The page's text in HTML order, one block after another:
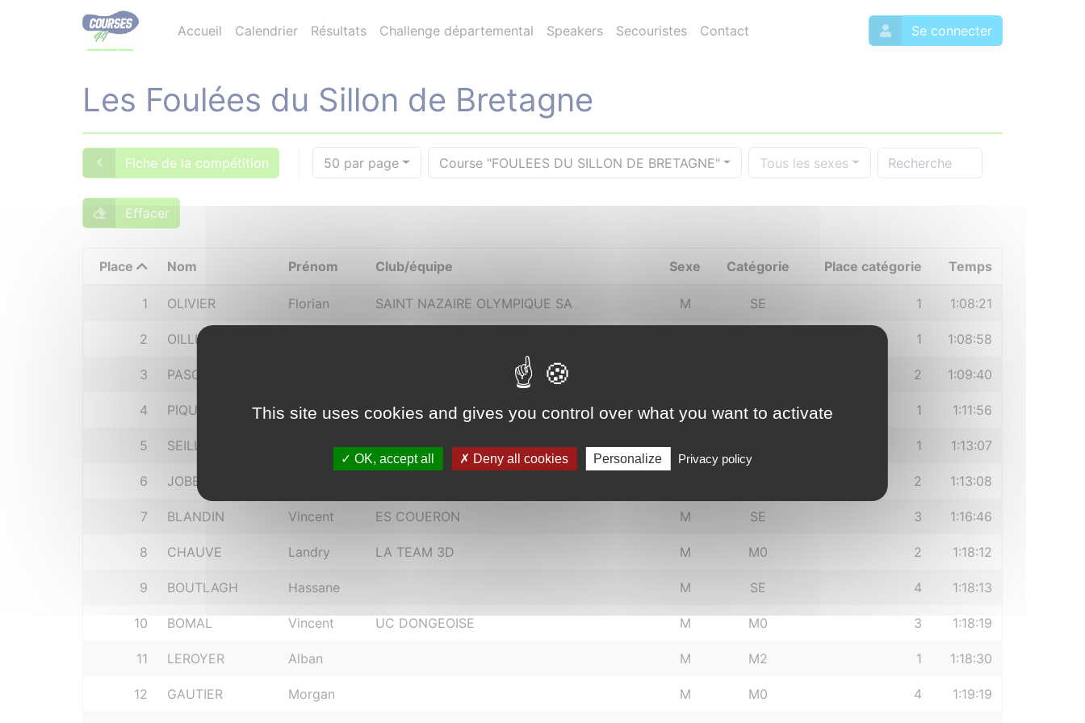
Accueil Calendrier Résultats Challenge départemental Speakers Secouristes Contact Se connecter
Les Foulées du Sillon de Bretagne
Fiche de la compétition 50 par page Course "FOULEES DU SILLON DE BRETAGNE" Tous les sexes
Effacer
Place Nom Prénom Club/équipe Sexe Catégorie Place catégorie Temps
1 OLIVIER Florian SAINT NAZAIRE OLYMPIQUE SA M SE 1 1:08:21
2 OILLIC 1 1:08:58
3 PASGRIMAUD ENTENTE NORD LOIRE 44 2 1:09:40
4 PIQUET Guillaume NANTES EC M M1 1 1:11:56
5 SEILLER Gregory SAINT NAZAIRE OLYMPIQUE SA 1 1:13:07
6 JOBERT 2 1:13:08
7 BLANDIN Vincent ES COUERON M SE 3 1:16:46
8 CHAUVE Landry LA TEAM 3D M M0 2 1:18:12
9 BOUTLAGH Hassane M SE 4 1:18:13
10 BOMAL Vincent UC DONGEOISE M M0 3 1:18:19
11 LEROYER Alban M M2 1 1:18:30
12 GAUTIER Morgan M M0 4 1:19:19
This site uses cookies and gives you control over what you want to activate
OK, accept all Deny all cookies Personalize Privacy policy